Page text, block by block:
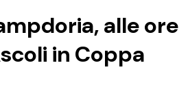
alle ore
in Coppa